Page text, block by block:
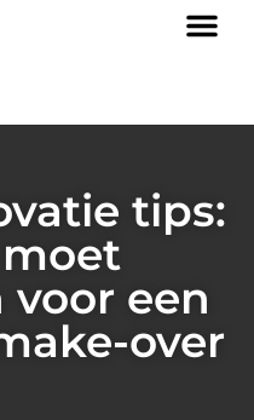
tips:
een
over